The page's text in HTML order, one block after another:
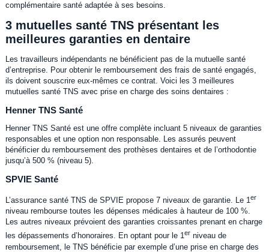
complémentaire santé adaptée à ses besoins.
3 mutuelles santé TNS présentant les
meilleures garanties en dentaire
Les travailleurs indépendants ne bénéficient pas de la mutuelle santé
d’entreprise. Pour obtenir le remboursement des frais de santé engagés,
ils doivent souscrire eux-mêmes ce contrat. Voici les 3 meilleures
mutuelles santé TNS avec prise en charge des soins dentaires :
Henner TNS Santé
Henner TNS Santé est une offre complète incluant 5 niveaux de garanties
responsables et une option non responsable. Les assurés peuvent
bénéficier du remboursement des prothèses dentaires et de l’orthodontie
jusqu’à 500 % (niveau 5).
SPVIE Santé
L’assurance santé TNS de SPVIE propose 7 niveaux de garantie. Le 1er
niveau rembourse toutes les dépenses médicales à hauteur de 100 %.
Les autres niveaux prévoient des garanties croissantes prenant en charge
les dépassements d’honoraires. En optant pour le 1er niveau de
remboursement, le TNS bénéficie par exemple d’une prise en charge des